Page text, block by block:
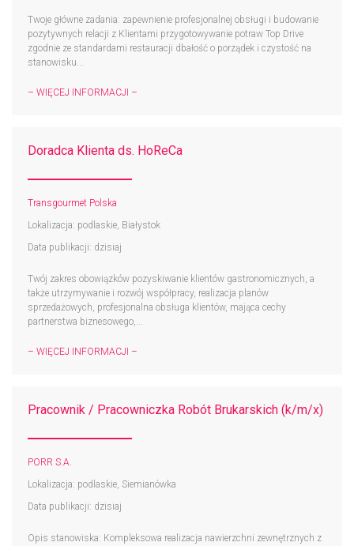
Twoje główne zadania: zapewnienie profesjonalnej obsługi i budowanie
pozytywnych relacji z Klientami przygotowywanie potraw Top Drive
zgodnie ze standardami restauracji dbałość o porządek i czystość na
stanowisku...
– WIĘCEJ INFORMACJI –
Doradca Klienta ds. HoReCa
Transgourmet Polska
Lokalizacja: podlaskie, Białystok
Data publikacji: dzisiaj
Twój zakres obowiązków pozyskiwanie klientów gastronomicznych, a
także utrzymywanie i rozwój współpracy, realizacja planów
sprzedażowych, profesjonalna obsługa klientów, mająca cechy
partnerstwa biznesowego,...
– WIĘCEJ INFORMACJI –
Pracownik / Pracowniczka Robót Brukarskich (k/m/x)
PORR S.A.
Lokalizacja: podlaskie, Siemianówka
Data publikacji: dzisiaj
Opis stanowiska: Kompleksowa realizacja nawierzchni zewnętrznych z